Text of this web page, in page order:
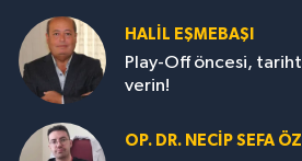
HALIL EŞMEBAŞI
Play-Off öncesi,
verin!
OP. DR. NECIP SEFA